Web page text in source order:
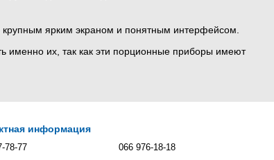
ярким экраном и понятным интерфейсом.
именно их, так как эти порционные приборы имеют
информация
78-77 066 976-18-18